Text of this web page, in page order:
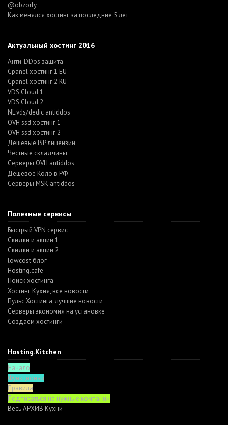
@obzorly
Как менялся хостинг за последние 5 лет
Актуальный хостинг 2016
Анти-DDos защита
Cpanel хостинг 1 EU
Cpanel хостинг 2 RU
VDS Cloud 1
VDS Cloud 2
NL vds/dedic antiddos
OVH ssd хостинг 1
OVH ssd хостинг 2
Дешевые ISP лицензии
Честные складчины
Серверы OVH antiddos
Дешевое Коло в РФ
Серверы MSK antiddos
Полезные сервисы
Быстрый VPN сервис
Скидки и акции 1
Скидки и акции 2
lowcost блог
Hosting.cafe
Поиск хостинга
Хостинг Кухня, все новости
Пульс Хостинга, лучшие новости
Серверы экономия на установке
Создаем хостинги
Hosting.Kitchen
Начало
Функционал
Правила
Подписаться на нужные компании
Весь АРХИВ Кухни